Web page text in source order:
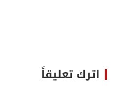
اترك تعليقاً